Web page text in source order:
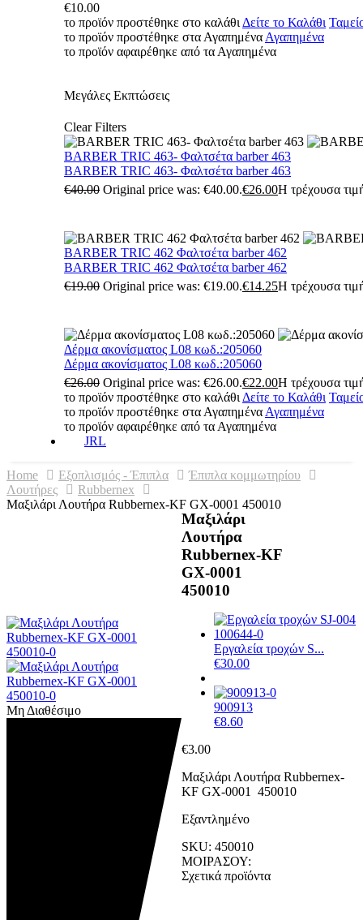
€10.00
το προϊόν προστέθηκε στο καλάθι Δείτε το Καλάθι
το προϊόν προστέθηκε στα Αγαπημένα Αγαπημένα
το προϊόν αφαιρέθηκε από τα Αγαπημένα
Μεγάλες Εκπτώσεις
Clear Filters
BARBER TRIC 463- Φαλτσέτα barber 463
BARBER TRIC 463- Φαλτσέτα barber 463
€40.00 Original price was: €40.00.€26.00Η τρέχουσα
BARBER TRIC 462 Φαλτσέτα barber 462
BARBER TRIC 462 Φαλτσέτα barber 462
€19.00 Original price was: €19.00.€14.25Η τρέχουσα
Δέρμα ακονίσματος L08 κωδ.:205060
Δέρμα ακονίσματος L08 κωδ.:205060
€26.00 Original price was: €26.00.€22.00Η τρέχουσα
το προϊόν προστέθηκε στο καλάθι Δείτε το Καλάθι
το προϊόν προστέθηκε στα Αγαπημένα Αγαπημένα
το προϊόν αφαιρέθηκε από τα Αγαπημένα
JRL
Home Εξοπλισμός - Έπιπλα
Έπιπλα κομμωτηρίου
Λουτήρες
Rubbernex
Μαξιλάρι Λουτήρα Rubbernex-KF GX-0001 450010
Μη Διαθέσιμο
Μαξιλάρι
Λουτήρα
Rubbernex-KF
GX-0001
450010
Εργαλεία τροχών S...
€30.00
900913
€8.60
€3.00
Μαξιλάρι Λουτήρα Rubbernex-
KF GX-0001 450010
Εξαντλημένο
SKU: 450010
ΜΟΙΡΑΣΟΥ:
Σχετικά προϊόντα